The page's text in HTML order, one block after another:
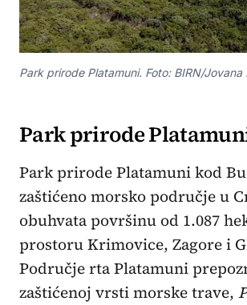
Park prirode Platamuni. Foto: BIRN/Jovana
Park prirode
Park prirode Platamuni kod
zaštićeno morsko područje u
obuhvata površinu od 1.087
prostoru Krimovice, Zagore i
Područje rta Platamuni
zaštićenoj vrsti morske trave,